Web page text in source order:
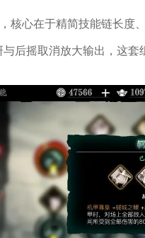
核心在于精简技能链长度
后摇取消放大输出，这套